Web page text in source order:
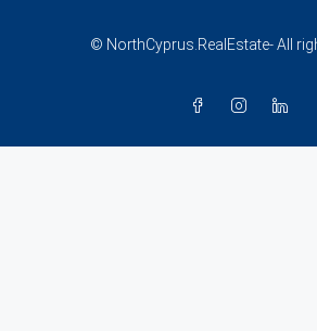
© NorthCyprus.RealEstate- All